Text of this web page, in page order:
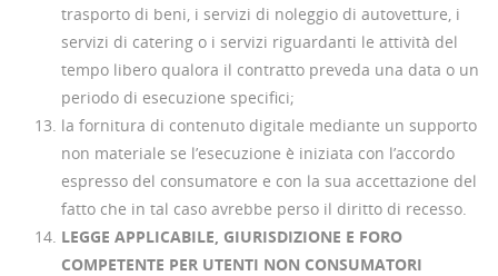
trasporto di beni, i servizi di noleggio di autovetture, i
servizi di catering o i servizi riguardanti le attività del
tempo libero qualora il contratto preveda una data o un
periodo di esecuzione specifici;
la fornitura di contenuto digitale mediante un supporto
non materiale se l’esecuzione è iniziata con l’accordo
espresso del consumatore e con la sua accettazione del
fatto che in tal caso avrebbe perso il diritto di recesso.
LEGGE APPLICABILE, GIURISDIZIONE E FORO
COMPETENTE PER UTENTI NON CONSUMATORI